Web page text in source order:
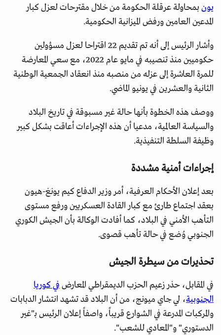
يون بمحاولة عرقلة الحكومة من خلال مقترحات لعزل كبار
المدعين العامين ورفض الميزانية الحكومية.
وأشار الرئيس إلى أنه تم تقديم 22 اقتراحا لعزل مسؤولين
حكوميين منذ تنصيبه في مايو عام 2022، مع سعي المعارضة
للمرة العاشرة إلى عزله من منصبه منذ انعقاد الجمعية الوطنية
الثانية والعشرين في يونيو الماضي.
ووصف هذه الخطوة بأنها حالة غير مسبوقة في تاريخ البلاد
والسياسة العالمية، مدعيا أن هذه الإجراءات أعاقت بشكل كبير
وظيفة السلطة التنفيذية.
إجراءات أمنية مشددة
بعد إعلان الأحكام العرفية، أمر وزير الدفاع كيم يونغ-هيون
بعقد اجتماع طارئ مع كبار القادة العسكريين ورفع مستوى
التأهب الأمني في البلاد، كما أفادت الوكالة بأن الجيش الكوري
الجنوبي وُضع في حالة تأهب قصوى.
تحذيرات من سيطرة الجيش
في المقابل، حذر زعيم الحزب الديمقراطي المعارضفي كوريا
الجنوبية، لي جاي ميونج، من أن البلاد قد تشهد انتشار الدبابات
والمركبات المدرعة في الشوارع قريباً، واصفاً إعلان الرئيس بـ"غير
الدستوري" و"المعادي للشعب".